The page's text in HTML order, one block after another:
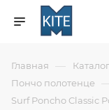
Главная — Каталог
Пончо полотенце
Surf Poncho Classic